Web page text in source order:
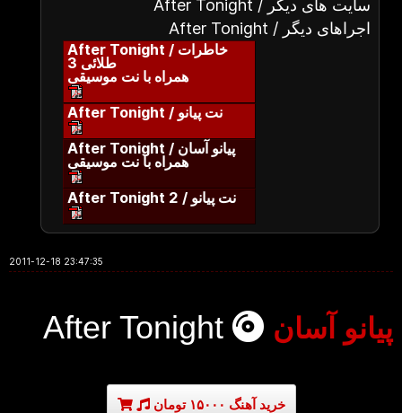
After Tonight / سایت های دیگر
After Tonight / اجراهای دیگر
After Tonight / خاطرات
طلائی 3
همراه با نت موسیقی
After Tonight / نت پیانو
After Tonight / پیانو آسان
همراه با نت موسیقی
After Tonight 2 / نت پیانو
2011-12-18 23:47:35
After Tonight پیانو آسان
خرید آهنگ ۱۵۰۰۰ تومان